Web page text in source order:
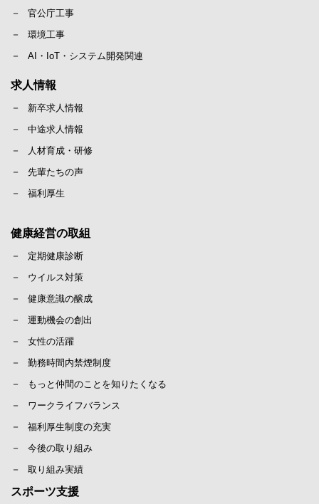
官公庁工事
環境工事
AI・IoT・システム開発関連
求人情報
新卒求人情報
中途求人情報
人材育成・研修
先輩たちの声
福利厚生
健康経営の取組
定期健康診断
ウイルス対策
健康意識の醸成
運動機会の創出
女性の活躍
勤務時間内禁煙制度
もっと仲間のことを知りたくなる
ワークライフバランス
福利厚生制度の充実
今後の取り組み
取り組み実績
スポーツ支援